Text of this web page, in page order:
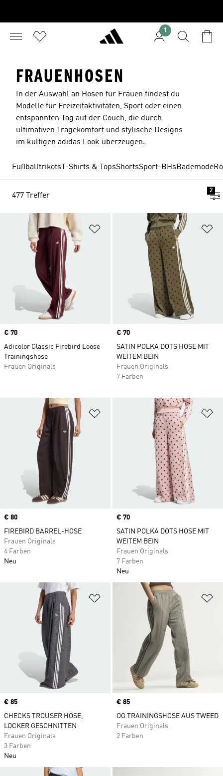
1
FRAUENHOSEN
In der Auswahl an Hosen für Frauen findest du
Modelle für Freizeitaktivitäten, Sport oder einen
entspannten Tag auf der Couch, die durch
ultimativen Tragekomfort und stylische Designs
im kultigen adidas Look überzeugen.
Fußballtrikots T-Shirts & TopsShortsSport-BHsBademode
477 Treffer
2
Zur Wunschliste hinzufügen
Price
€ 70
Adicolor Classic Firebird Loose
Trainingshose
Frauen Originals
Price
€ 70
SATIN POLKA DOTS HOSE MIT
WEITEM BEIN
Frauen Originals
7 Farben
Zur Wunschliste hinzufügen
Price
€ 80
FIREBIRD BARREL-HOSE
Frauen Originals
4 Farben
Neu
Price
€ 70
SATIN POLKA DOTS HOSE MIT
WEITEM BEIN
Frauen Originals
7 Farben
Neu
Zur Wunschliste hinzufügen
Price
€ 85
CHECKS TROUSER HOSE,
LOCKER GESCHNITTEN
Frauen Originals
3 Farben
Neu
Price
€ 85
OG TRAININGSHOSE AUS TWEED
Frauen Originals
2 Farben